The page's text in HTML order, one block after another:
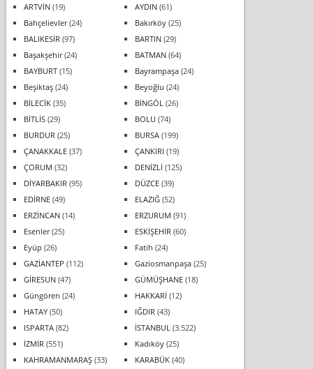
ARTVİN(19) AYDIN(61)
Bahçelievler(24) Bakırköy(25)
BALIKESİR (97) BARTIN(29)
Başakşehir(24) BATMAN(64)
BAYBURT(15) Bayrampaşa(24)
Beşiktaş(24) Beyoğlu (24)
BİLECİK(35) BİNGÖL (26)
BİTLİS(29) BOLU (74)
BURDUR (25) BURSA(199)
ÇANAKKALE(37) ÇANKIRI (19)
ÇORUM (32) DENİZLİ (125)
DİYARBAKIR (95) DÜZCE(39)
EDİRNE(49) ELAZIĞ(52)
ERZİNCAN(14) ERZURUM (91)
Esenler(25) ESKİŞEHİR (60)
Eyüp (26) Fatih (24)
GAZİANTEP (112) Gaziosmanpaşa(25)
GİRESUN(47) GÜMÜŞHANE(18)
Güngören (24) HAKKARİ (12)
HATAY(50) IĞDIR (43)
ISPARTA(82) İSTANBUL (3.522)
İZMİR (551) Kadıköy(25)
KAHRAMANMARAŞ(33) KARABÜK(40)